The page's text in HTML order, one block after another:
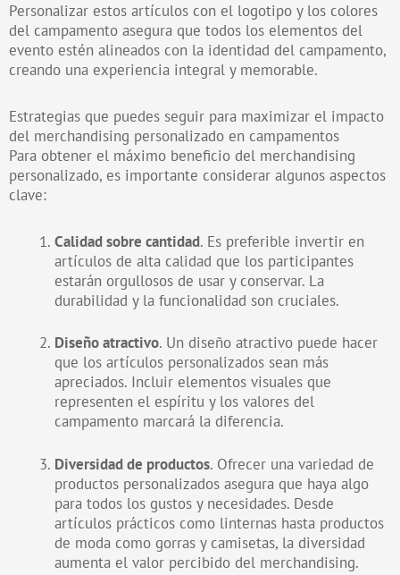
Personalizar estos artículos con el logotipo y los colores
del campamento asegura que todos los elementos del
evento estén alineados con la identidad del campamento,
creando una experiencia integral y memorable.
Estrategias que puedes seguir para maximizar el impacto
del merchandising personalizado en campamentos
Para obtener el máximo beneficio del merchandising
personalizado, es importante considerar algunos aspectos
clave:
Calidad sobre cantidad. Es preferible invertir en
artículos de alta calidad que los participantes
estarán orgullosos de usar y conservar. La
durabilidad y la funcionalidad son cruciales.
Diseño atractivo. Un diseño atractivo puede hacer
que los artículos personalizados sean más
apreciados. Incluir elementos visuales que
representen el espíritu y los valores del
campamento marcará la diferencia.
Diversidad de productos. Ofrecer una variedad de
productos personalizados asegura que haya algo
para todos los gustos y necesidades. Desde
artículos prácticos como linternas hasta productos
de moda como gorras y camisetas, la diversidad
aumenta el valor percibido del merchandising.